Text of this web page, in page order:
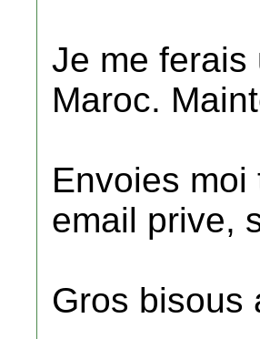
Je me ferais
Maroc.
Envoies
email prive,
Gros bisous